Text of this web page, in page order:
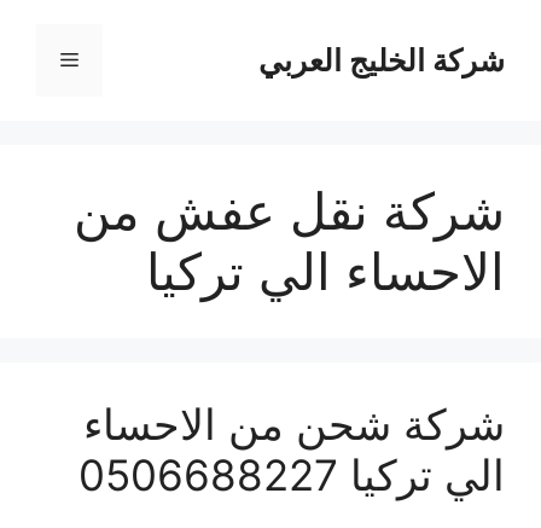
المحتوىشركة الخليج العربي القائمة
شركة نقل عفش من
الاحساء الي تركيا
شركة شحن من الاحساء
الي تركيا 0506688227